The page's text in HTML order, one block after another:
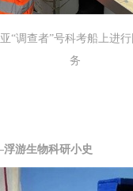
“调查者”号科考船上进
务
游生物科研小史
登